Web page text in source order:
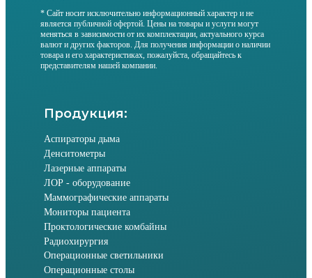
* Сайт носит исключительно информационный характер и не
является публичной офертой. Цены на товары и услуги могут
меняться в зависимости от их комплектации, актуального курса
валют и других факторов. Для получения информации о наличии
товара и его характеристиках, пожалуйста, обращайтесь к
представителям нашей компании.
Продукция:
Аспираторы дыма
Денситометры
Лазерные аппараты
ЛОР - оборудование
Маммографические аппараты
Мониторы пациента
Проктологические комбайны
Радиохирургия
Операционные светильники
Операционные столы